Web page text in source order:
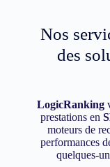
Nos
des
LogicRanking
prestations en
moteurs de
performances
quelques-